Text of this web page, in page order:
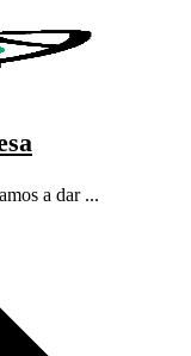
a dar ...